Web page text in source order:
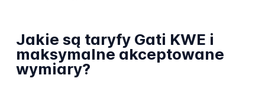
Jakie są taryfy Gati KWE i
maksymalne akceptowane
wymiary?